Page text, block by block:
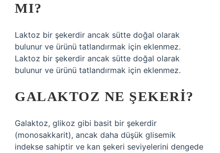
MI?
Laktoz bir şekerdir ancak sütte doğal olarak
bulunur ve ürünü tatlandırmak için eklenmez.
Laktoz bir şekerdir ancak sütte doğal olarak
bulunur ve ürünü tatlandırmak için eklenmez.
GALAKTOZ NE ŞEKERI?
Galaktoz, glikoz gibi basit bir şekerdir
(monosakkarit), ancak daha düşük glisemik
indekse sahiptir ve kan şekeri seviyelerini dengede